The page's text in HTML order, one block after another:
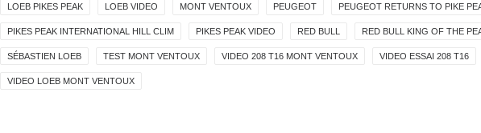
LOEB PIKES PEAK LOEB VIDEO MONT VENTOUX PEUGEOT PEUGEOT RETURNS TO PIKE
PIKES PEAK INTERNATIONAL HILL CLIM PIKES PEAK VIDEO RED BULL RED BULL KING OF THE
SÉBASTIEN LOEB TEST MONT VENTOUX VIDEO 208 T16 MONT VENTOUX VIDEO ESSAI 208 T16
VIDEO LOEB MONT VENTOUX